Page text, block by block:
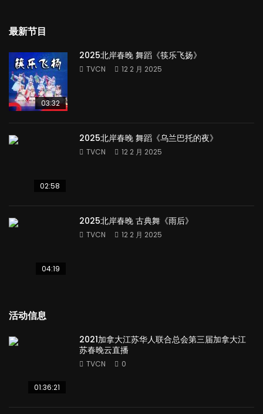
最新节目
03:32
2025北岸春晚 舞蹈《筷乐飞扬》
TVCN 12 2 月 2025
02:58
2025北岸春晚 舞蹈《乌兰巴托的夜》
TVCN 12 2 月 2025
04:19
2025北岸春晚 古典舞《雨后》
TVCN 12 2 月 2025
活动信息
01:36:21
2021加拿大江苏华人联合总会第三届加拿大江
苏春晚云直播
TVCN 0